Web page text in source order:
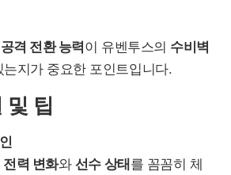
공격 전환 능력이 유벤투스의 수비벽
는지가 중요한 포인트입니다.
및 팁
전력 변화와 선수 상태 를 꼼꼼히 체